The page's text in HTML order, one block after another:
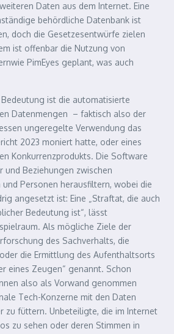
Daten aus dem Internet. Eine
behördliche Datenbank ist
doch die Gesetzesentwürfe zielen
ist offenbar die Nutzung von
PimEyes geplant, was auch
ist die automatisierte
Datenmengen – faktisch also der
ungeregelte Verwendung das
2023 moniert hatte, oder eines
Konkurrenzprodukts. Die Software
und Beziehungen zwischen
Personen herausfiltern, wobei die
angesetzt ist: Eine „Straftat, die auch
Bedeutung ist“, lässt
Als mögliche Ziele der
des Sachverhalts, die
die Ermittlung des Aufenthaltsorts
eines Zeugen“ genannt. Schon
also als Vorwand genommen
Tech-Konzerne mit den Daten
zu füttern. Unbeteiligte, die im Internet
zu sehen oder deren Stimmen in